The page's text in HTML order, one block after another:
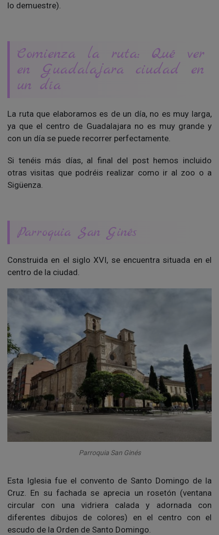
lo demuestre).
Comienza la ruta: Qué ver
en Guadalajara ciudad en
un día
La ruta que elaboramos es de un día, no es muy larga,
ya que el centro de Guadalajara no es muy grande y
con un día se puede recorrer perfectamente.
Si tenéis más días, al final del post hemos incluido
otras visitas que podréis realizar como ir al zoo o a
Sigüenza.
Parroquia San Ginés
Construida en el siglo XVI, se encuentra situada en el
centro de la ciudad.
Parroquia San Ginés
Esta Iglesia fue el convento de Santo Domingo de la
Cruz. En su fachada se aprecia un rosetón (ventana
circular con una vidriera calada y adornada con
diferentes dibujos de colores) en el centro con el
escudo de la Orden de Santo Domingo.